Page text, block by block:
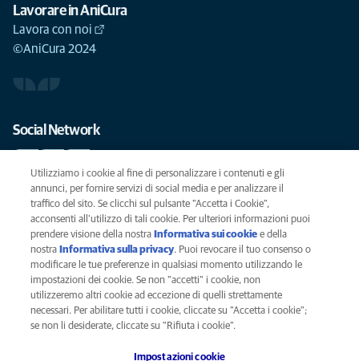
Lavorare in AniCura
Lavora con noi
©AniCura 2024
Social Network
Le migliori cure per il vostro animale domestico
SCRIVICI
info@anicura.it
Privacy
Legal
Utilizziamo i cookie al fine di personalizzare i contenuti e gli
annunci, per fornire servizi di social media e per analizzare il
traffico del sito. Se clicchi sul pulsante "Accetta i Cookie",
acconsenti all'utilizzo di tali cookie. Per ulteriori informazioni puoi
prendere visione della nostra Informativa sui cookie (opens in a new
tab)
e della
nostra Informativa sulla privacy(opens in a new tab)
. Puoi revocare il tuo consenso o
modificare le tue preferenze in qualsiasi momento utilizzando le
impostazioni dei cookie. Se non "accetti" i cookie, non
utilizzeremo altri cookie ad eccezione di quelli strettamente
necessari. Per abilitare tutti i cookie, cliccate su "Accetta i cookie";
se non li desiderate, cliccate su "Rifiuta i cookie".
Impostazioni cookie